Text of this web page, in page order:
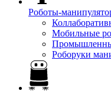
Роботы-
Мобильные
Роборуки